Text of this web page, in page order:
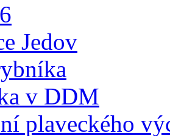
Jedov
v DDM
plaveckého